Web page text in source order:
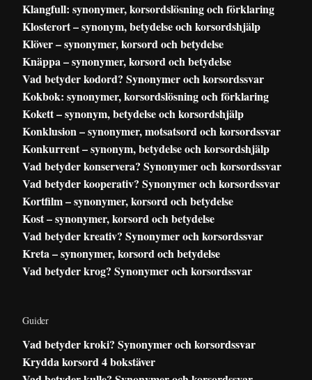
Klangfull: synonymer, korsordslösning och förklaring
Klosterort – synonym, betydelse och korsordshjälp
Klöver – synonymer, korsord och betydelse
Knäppa – synonymer, korsord och betydelse
Vad betyder kodord? Synonymer och korsordssvar
Kokbok: synonymer, korsordslösning och förklaring
Kokett – synonym, betydelse och korsordshjälp
Konklusion – synonymer, motsatsord och korsordssvar
Konkurrent – synonym, betydelse och korsordshjälp
Vad betyder konservera? Synonymer och korsordssvar
Vad betyder kooperativ? Synonymer och korsordssvar
Kortfilm – synonymer, korsord och betydelse
Kost – synonymer, korsord och betydelse
Vad betyder kreativ? Synonymer och korsordssvar
Kreta – synonymer, korsord och betydelse
Vad betyder krog? Synonymer och korsordssvar
Guider
Vad betyder kroki? Synonymer och korsordssvar
Krydda korsord 4 bokstäver